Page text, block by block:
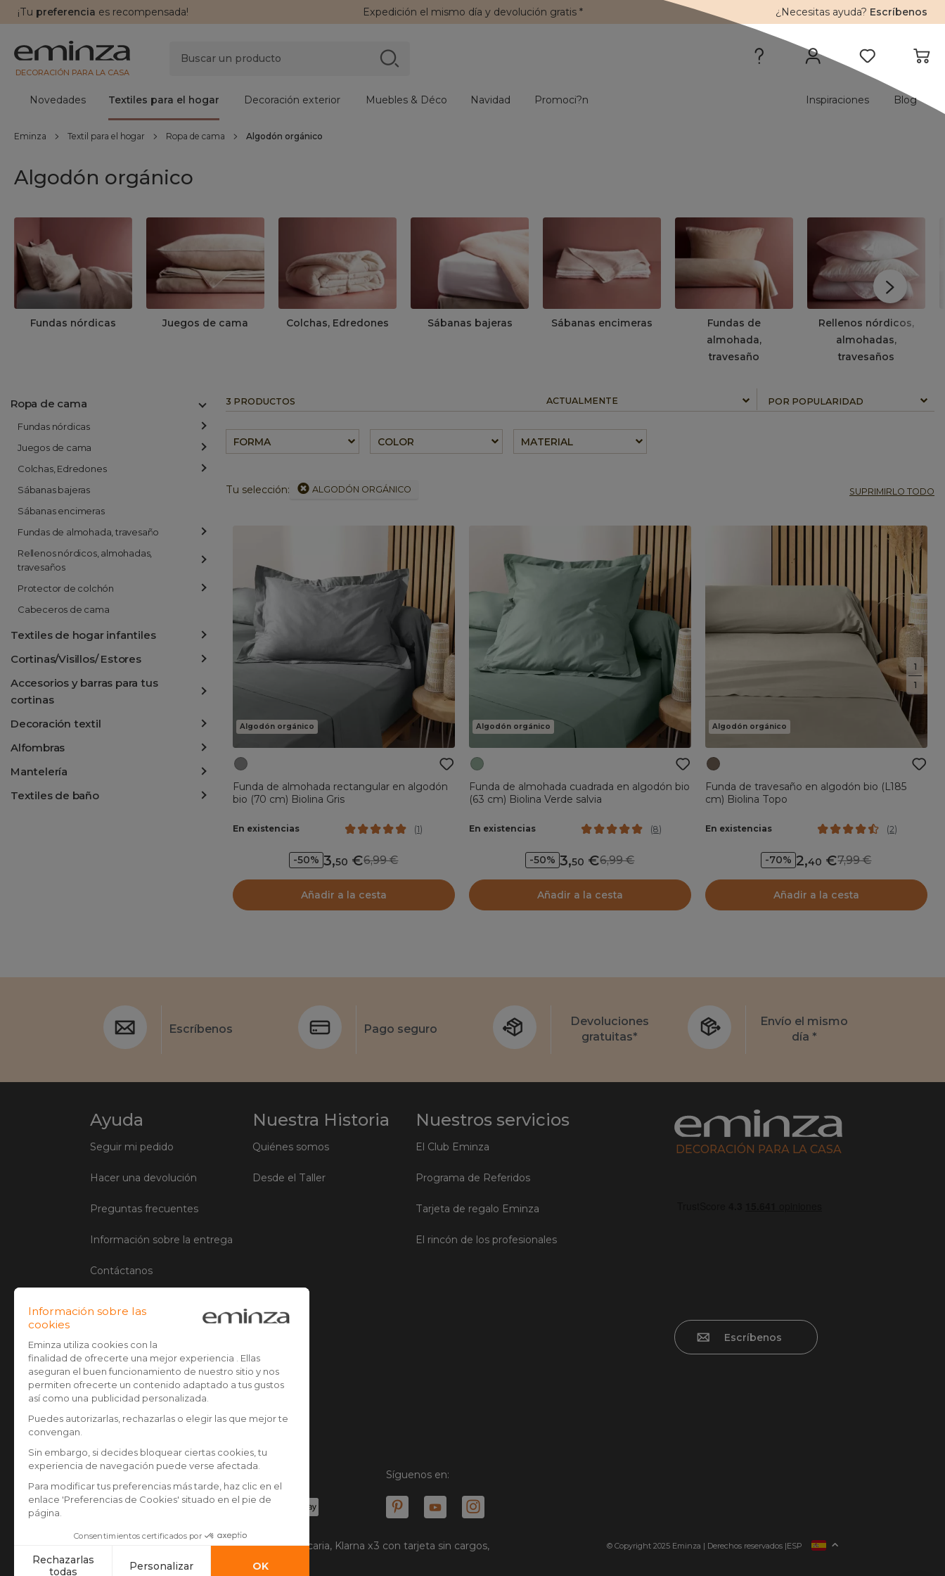
¡Tu preferencia es recompensada! Expedición el mismo día y devolución gratis* ¿Necesitas ayuda? Escríbenos
DECORACIÓN PARA LA CASA
Novedades Textiles para el hogar Decoración exterior Muebles & Déco Navidad Promoci?n Inspiraciones Blog
Eminza Textil para el hogar Ropa de cama Algodón orgánico
Algodón orgánico
Fundas nórdicas Juegos de cama Colchas, Edredones Sábanas bajeras Sábanas encimeras
Fundas de
almohada,
travesaño
Rellenos nórdicos,
almohadas,
travesaños
Ropa de cama
Fundas nórdicas
Juegos de cama
Colchas, Edredones
Sábanas bajeras
Sábanas encimeras
Fundas de almohada, travesaño
Rellenos nórdicos, almohadas,
travesaños
Protector de colchón
Cabeceros de cama
Textiles de hogar infantiles
Cortinas/Visillos/ Estores
Accesorios y barras para tus
cortinas
Decoración textil
Alfombras
Mantelería
Textiles de baño
3 PRODUCTOS ACTUALMENTE
FORMA COLOR MATERIAL
Tu selección: ALGODÓN ORGÁNICO SUPRIMIRLO TODO
1
1
Algodón orgánico
Funda de almohada rectangular en algodón
bio (70 cm) Biolina Gris
En existencias (1)
-50% 3,50 6,99
Añadir a la cesta
Algodón orgánico
Funda de almohada cuadrada en algodón bio
(63 cm) Biolina Verde salvia
En existencias (8)
-50% 3,50 6,99
Añadir a la cesta
Algodón orgánico
Funda de travesaño en algodón bio (L185
cm) Biolina Topo
En existencias (2)
-70% 2,40 7,99
Añadir a la cesta
Escríbenos Pago seguro
Devoluciones
gratuitas*
Envío el mismo
día *
Ayuda
Seguir mi pedido
Hacer una devolución
Preguntas frecuentes
Información sobre la entrega
Contáctanos
Administración de Cookies
Opiniones clientes
Nuestra Historia
Quiénes somos
Desde el Taller
Nuestros servicios
El Club Eminza
Programa de Referidos
Tarjeta de regalo Eminza
El rincón de los profesionales
DECORACIÓN PARA LA CASA
Escríbenos
Pago seguro Síguenos en:
Tarjeta de crédito, Paypal, Transferencia bancaria, Klarna x3 con tarjeta sin cargos,
Google/Apple pay
© Copyright 2025 Eminza | Derechos reservados |
FRANCIA
ESP